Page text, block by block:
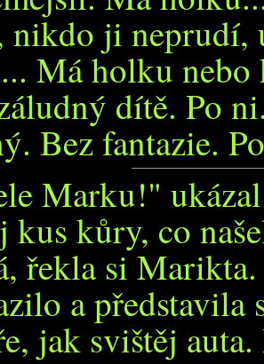
nikdo ji
Má holku nebo
dítě. Po
Bez fantazie.
Marku!"
kus kůry, co
řekla si
a představila
jak svištěj